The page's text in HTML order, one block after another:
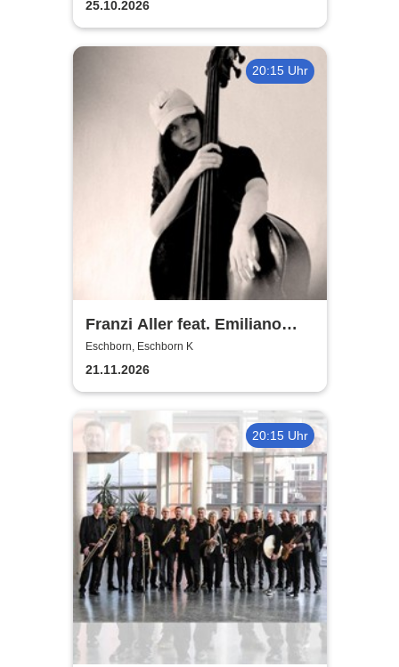
25.10.2026
20:15 Uhr
Franzi Aller feat. Emiliano
Sampaio
Eschborn, Eschborn K
21.11.2026
20:15 Uhr